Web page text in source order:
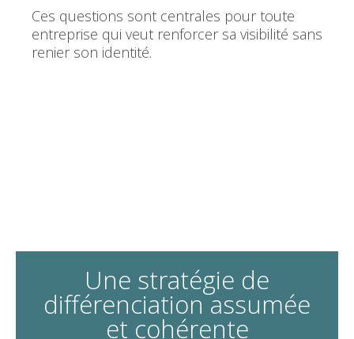
Ces questions sont centrales pour toute
entreprise qui veut renforcer sa visibilité sans
renier son identité.
Une stratégie de
différenciation assumée
et cohérente